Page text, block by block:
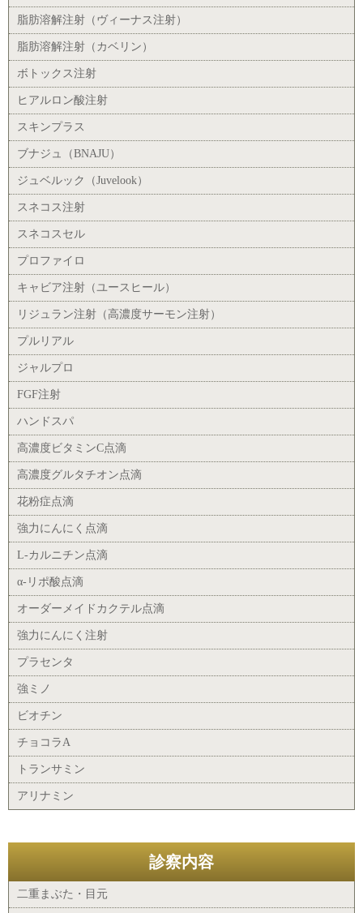
脂肪溶解注射（ヴィーナス注射）
脂肪溶解注射（カベリン）
ボトックス注射
ヒアルロン酸注射
スキンプラス
ブナジュ（BNAJU）
ジュベルック（Juvelook）
スネコス注射
スネコスセル
プロファイロ
キャビア注射（ユースヒール）
リジュラン注射（高濃度サーモン注射）
プルリアル
ジャルプロ
FGF注射
ハンドスパ
高濃度ビタミンC点滴
高濃度グルタチオン点滴
花粉症点滴
強力にんにく点滴
L-カルニチン点滴
α-リポ酸点滴
オーダーメイドカクテル点滴
強力にんにく注射
プラセンタ
強ミノ
ビオチン
チョコラA
トランサミン
アリナミン
診察内容
二重まぶた・目元